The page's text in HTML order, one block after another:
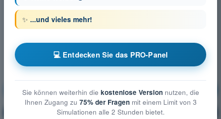
Betriebliche Verfahren Ausbildung!
🔒 PRO Erläuterung der Frage
✨ ...und vieles mehr!
💻 Entdecken Sie das PRO-Panel
Sie können weiterhin die kostenlose Versionnutzen, die
Ihnen Zugang zu 75% der Fragenmit einem Limit von 3
Simulationen alle 2 Stunden bietet.